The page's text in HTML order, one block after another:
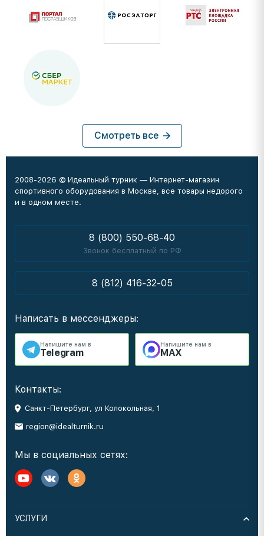
Смотреть все
2008-2026 © Идеальный турник — Интернет-магазин
спортивного оборудования в Москве, все товары недорого
и в одном месте.
8 (800) 550-68-40
Звонок бесплатный по РФ
8 (812) 416-32-05
Написать в мессенджеры:
Напишите нам в
Telegram
Напишите нам в
MAX
Контакты:
Санкт-Петербург, ул Колокольная, 1
region@idealturnik.ru
Мы в социальных сетях:
УСЛУГИ